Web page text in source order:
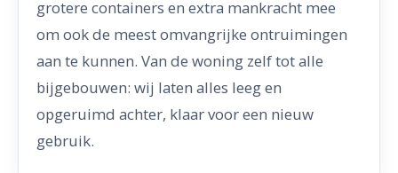
grotere containers en extra mankracht mee
om ook de meest omvangrijke ontruimingen
aan te kunnen. Van de woning zelf tot alle
bijgebouwen: wij laten alles leeg en
opgeruimd achter, klaar voor een nieuw
gebruik.